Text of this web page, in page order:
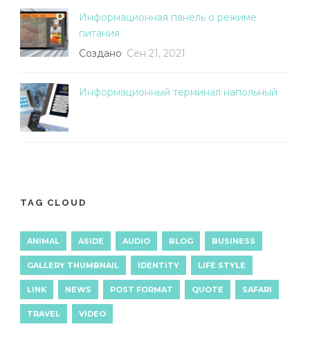
Информационная панель о режиме
питания
Создано Сен 21, 2021
Информационный терминал напольный
TAG CLOUD
ANIMAL ASIDE AUDIO BLOG BUSINESS
GALLERY THUMBNAIL IDENTITY LIFE STYLE
LINK NEWS POST FORMAT QUOTE SAFARI
TRAVEL VIDEO